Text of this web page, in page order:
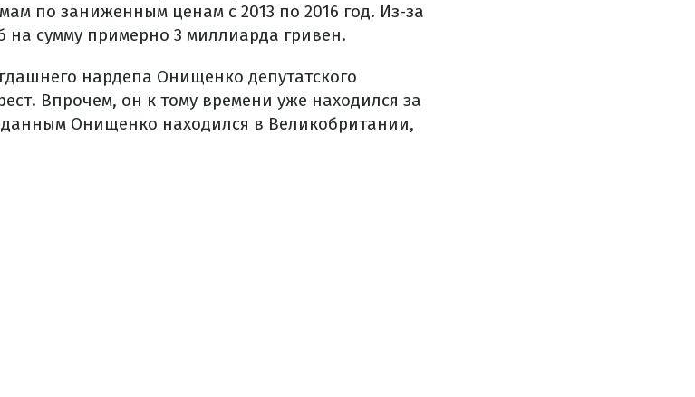
по заниженным ценам с 2013 по 2016 год. Из-за
на сумму примерно 3 миллиарда гривен.
нардепа Онищенко депутатского
Впрочем, он к тому времени уже находился за
Онищенко находился в Великобритании,